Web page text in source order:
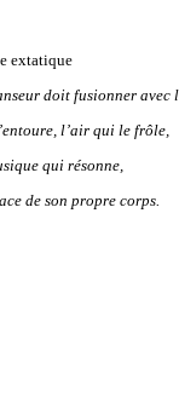
extatique
doit fusionner avec
l’air qui le frôle,
qui résonne,
de son propre corps.